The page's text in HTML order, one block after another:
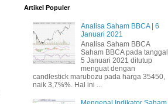
Artikel Populer
Analisa Saham BBCA | 6
Januari 2021
Analisa Saham BBCA
Saham BBCA pada tanggal
5 Januari 2021 ditutup
menguat dengan
candlestick marubozu pada harga 35450,
naik 3,7%%. Hal ini ...